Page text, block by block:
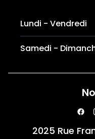
Lundi - Vendredi
Samedi -
2025 Rue